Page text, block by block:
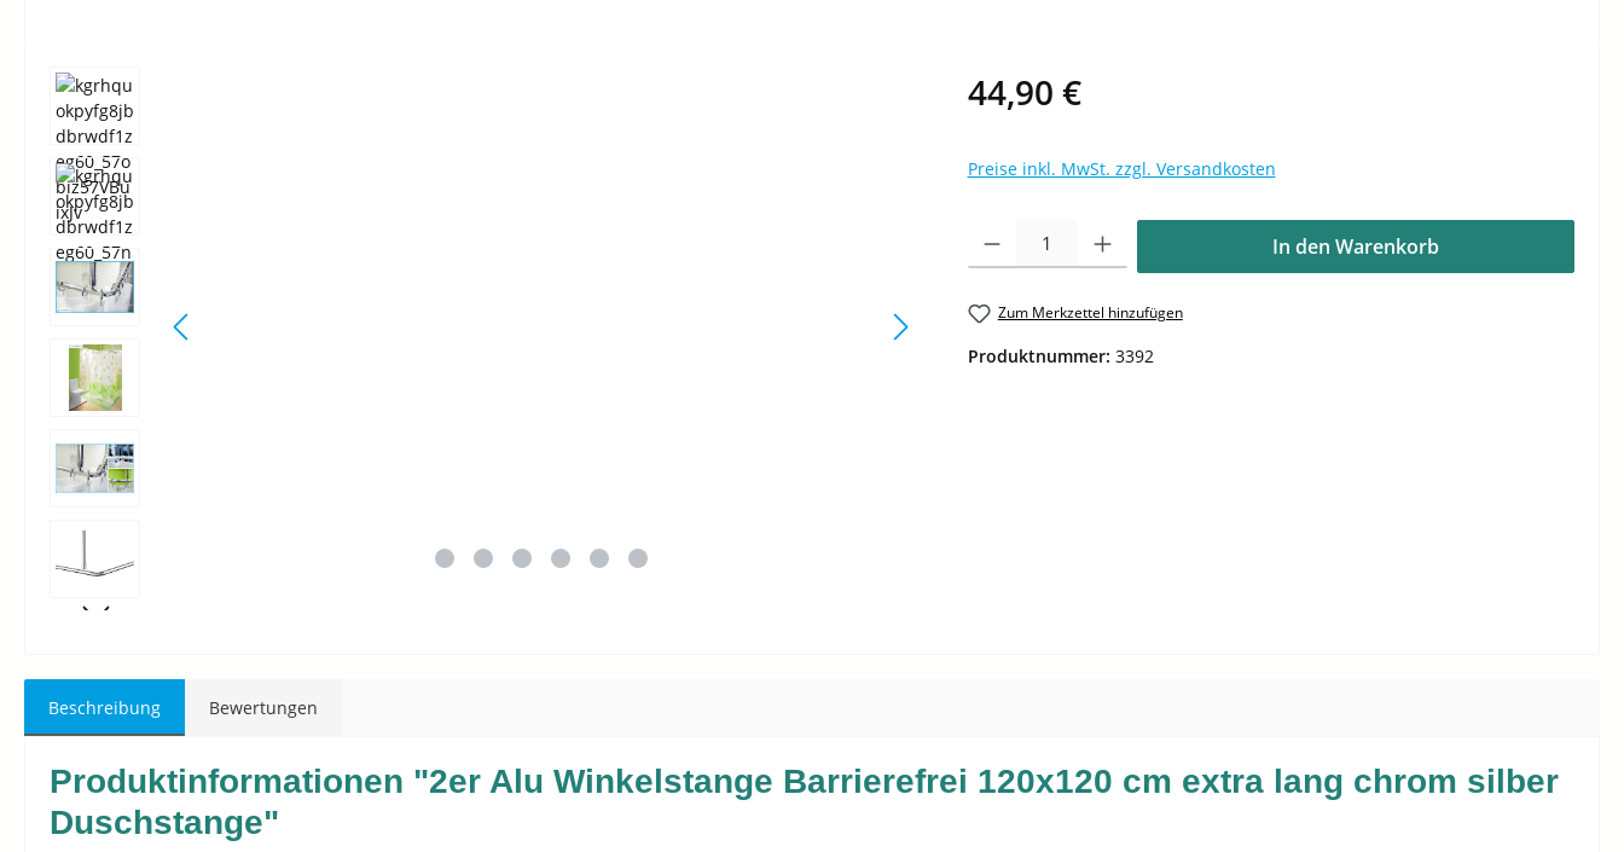
Bildergalerie überspringen 44,90 €
Preise inkl. MwSt. zzgl. Versandkosten
In den Warenkorb
Zum Merkzettel hinzufügen
Produktnummer: 3392
Beschreibung Bewertungen
Produktinformationen "2er Alu Winkelstange Barrierefrei 120x120 cm extra lang chrom silber
Duschstange"